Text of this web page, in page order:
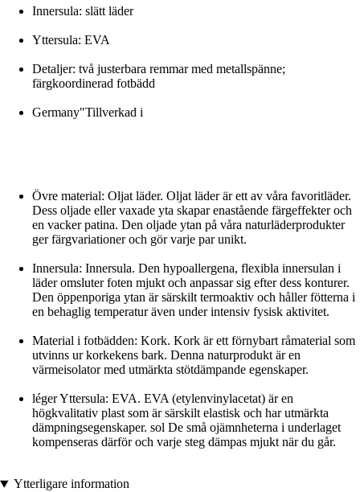
Innersula: slätt läder
Yttersula: EVA
Detaljer: två justerbara remmar med metallspänne;
färgkoordinerad fotbädd
Germany"Tillverkad i
Övre material: Oljat läder. Oljat läder är ett av våra favoritläder.
Dess oljade eller vaxade yta skapar enastående färgeffekter och
en vacker patina. Den oljade ytan på våra naturläderprodukter
ger färgvariationer och gör varje par unikt.
Innersula: Innersula. Den hypoallergena, flexibla innersulan i
läder omsluter foten mjukt och anpassar sig efter dess konturer.
Den öppenporiga ytan är särskilt termoaktiv och håller fötterna i
en behaglig temperatur även under intensiv fysisk aktivitet.
Material i fotbädden: Kork. Kork är ett förnybart råmaterial som
utvinns ur korkekens bark. Denna naturprodukt är en
värmeisolator med utmärkta stötdämpande egenskaper.
léger Yttersula: EVA. EVA (etylenvinylacetat) är en
högkvalitativ plast som är särskilt elastisk och har utmärkta
dämpningsegenskaper. sol De små ojämnheterna i underlaget
kompenseras därför och varje steg dämpas mjukt när du går.
Ytterligare information